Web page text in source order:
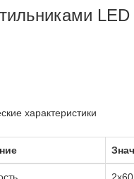
LED
характеристики